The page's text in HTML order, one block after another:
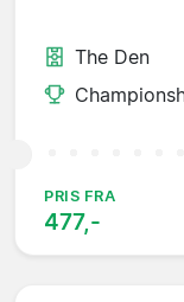
The Den
PRIS FRA
477,-